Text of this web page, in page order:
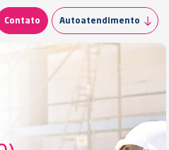
Contato Autoatendimento